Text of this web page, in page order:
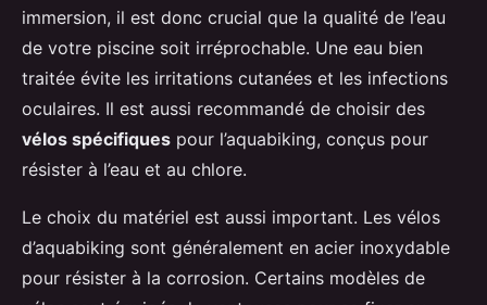
immersion, il est donc crucial que la qualité de l’eau
de votre piscine soit irréprochable. Une eau bien
traitée évite les irritations cutanées et les infections
oculaires. Il est aussi recommandé de choisir des
vélos spécifiques pour l’aquabiking, conçus pour
résister à l’eau et au chlore.
Le choix du matériel est aussi important. Les vélos
d’aquabiking sont généralement en acier inoxydable
pour résister à la corrosion. Certains modèles de